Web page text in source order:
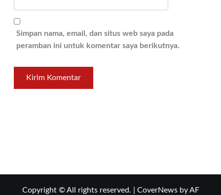
Simpan nama, email, dan situs web saya pada
peramban ini untuk komentar saya berikutnya.
Copyright © All rights reserved. CoverNewsby AF